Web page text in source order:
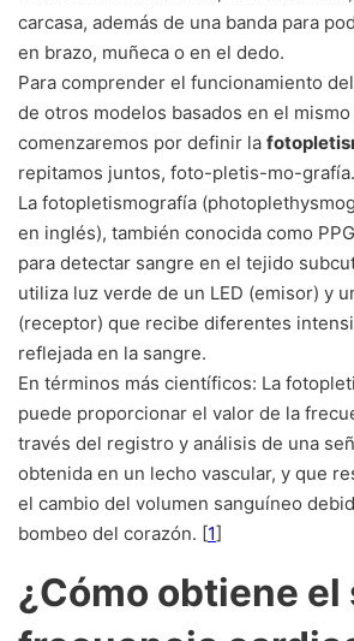
carcasa, además de una banda para
en brazo, muñeca o en el dedo.
Para comprender el funcionamiento
de otros modelos basados en el
comenzaremos por definir la
repitamos juntos, foto-pletis-mo-grafía.
La fotopletismografía
en inglés), también conocida como
para detectar sangre en el tejido
utiliza luz verde de un LED (emisor) y
(receptor) que recibe diferentes
reflejada en la sangre.
En términos más científicos: La
puede proporcionar el valor de la
través del registro y análisis de una
obtenida en un lecho vascular, y que
el cambio del volumen sanguíneo
bombeo del corazón. [1]
¿Cómo obtiene el